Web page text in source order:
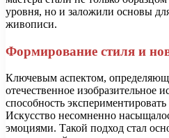
уровня, но и заложили основы
живописи.
Формирование стиля и
Ключевым аспектом,
отечественное изобразительное
способность
Искусство несомненно
эмоциями. Такой подход стал